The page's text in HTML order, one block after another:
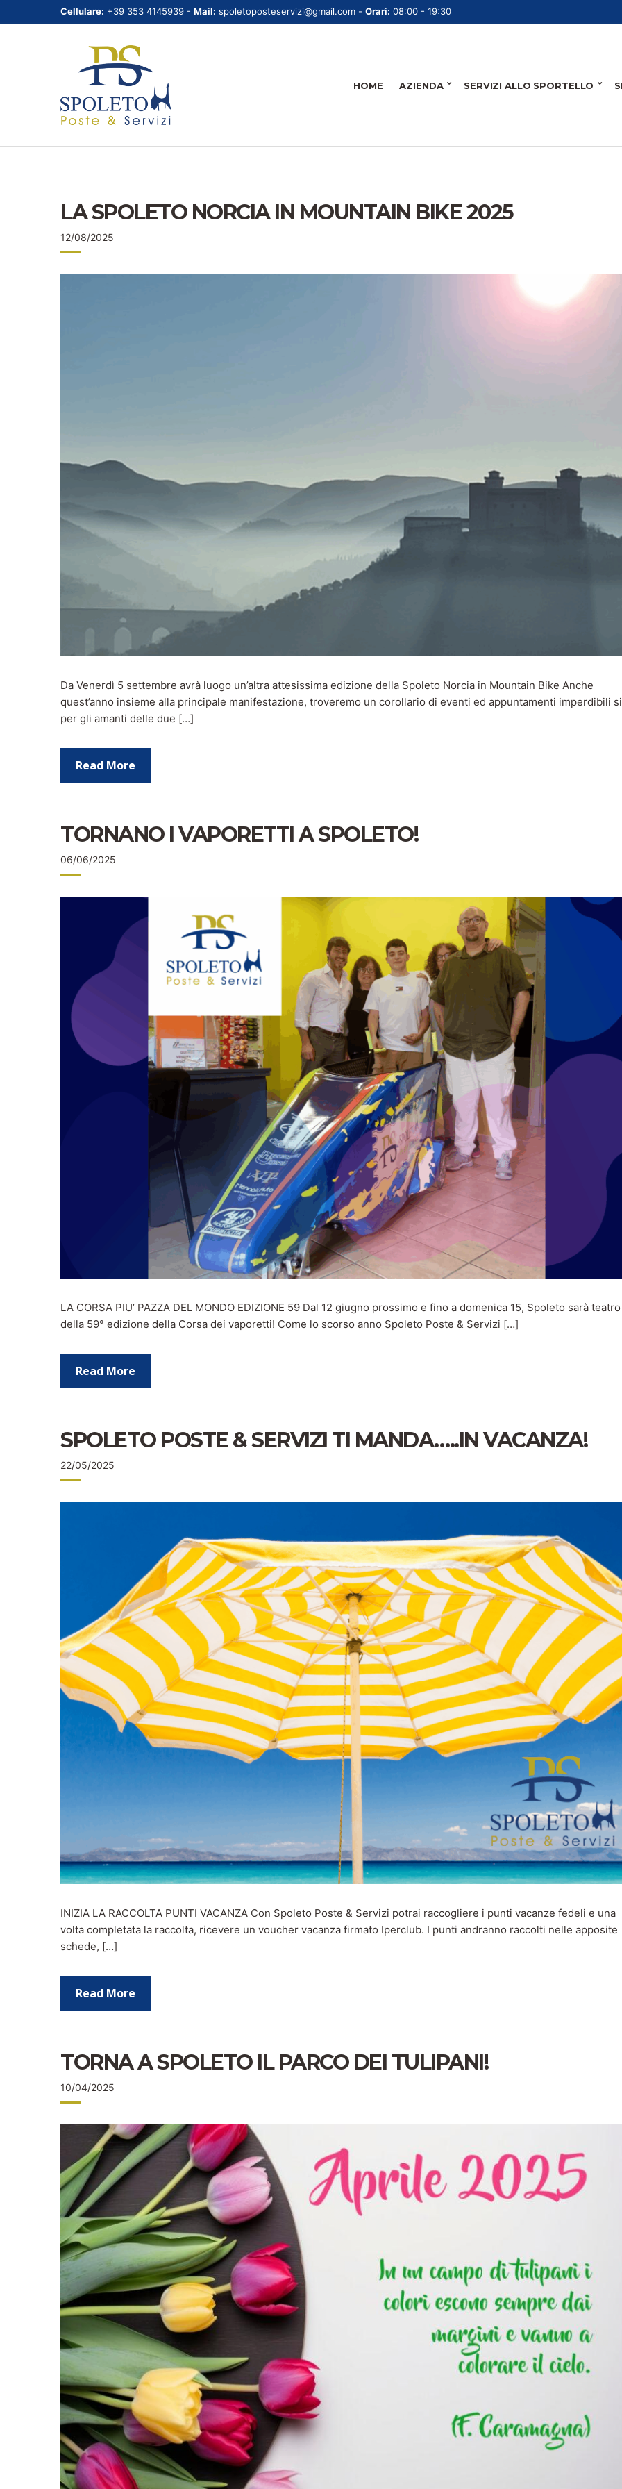
Cellulare: +39 353 4145939 - Mail: spoletoposteservizi@gmail.com - Orari: 08:00 - 19:30
HOME AZIENDA SERVIZI ALLO SPORTELLO
LA SPOLETO NORCIA IN MOUNTAIN BIKE 2025
12/08/2025
Da Venerdì 5 settembre avrà luogo un’altra attesissima edizione della Spoleto Norcia in Mountain Bike Anche
quest’anno insieme alla principale manifestazione, troveremo un corollario di eventi ed appuntamenti imperdibili
per gli amanti delle due […]
Read More
TORNANO I VAPORETTI A SPOLETO!
06/06/2025
LA CORSA PIU’ PAZZA DEL MONDO EDIZIONE 59 Dal 12 giugno prossimo e fino a domenica 15, Spoleto sarà teatro
della 59° edizione della Corsa dei vaporetti! Come lo scorso anno Spoleto Poste & Servizi […]
Read More
SPOLETO POSTE & SERVIZI TI MANDA…..IN VACANZA!
22/05/2025
INIZIA LA RACCOLTA PUNTI VACANZA Con Spoleto Poste & Servizi potrai raccogliere i punti vacanze fedeli e una
volta completata la raccolta, ricevere un voucher vacanza firmato Iperclub. I punti andranno raccolti nelle apposite
schede, […]
Read More
TORNA A SPOLETO IL PARCO DEI TULIPANI!
10/04/2025